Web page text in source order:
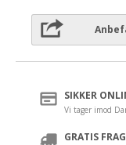
SIKKER
Vi tager imod
GRATIS